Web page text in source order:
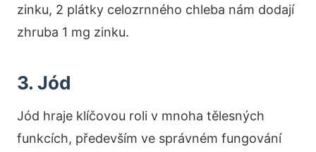
zinku, 2 plátky celozrnného chleba nám dodají
zhruba 1 mg zinku.
3. Jód
Jód hraje klíčovou roli v mnoha tělesných
funkcích, především ve správném fungování